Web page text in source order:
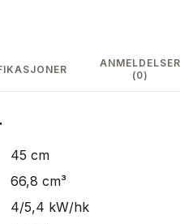
ANMELDELSER
(0)
45 cm
66,8 cm³
4/5,4 kW/hk